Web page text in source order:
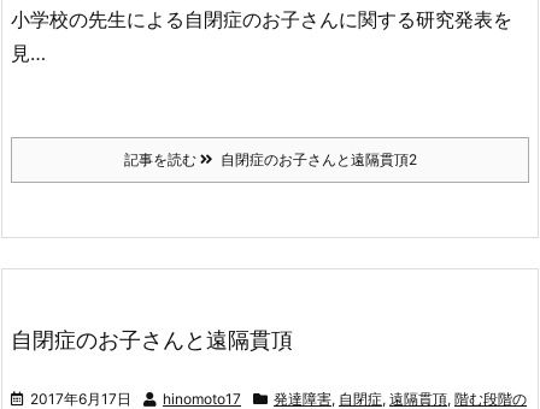
小学校の先生による自閉症のお子さんに関する研究発表を
見…
記事を読む 自閉症のお子さんと遠隔貫頂2
自閉症のお子さんと遠隔貫頂
2017年6月17日 hinomoto17 発達障害, 自閉症, 遠隔貫頂, 階む段階の